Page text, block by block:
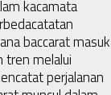
kacamata
catatan
baccarat masuk
tren melalui
perjalanan